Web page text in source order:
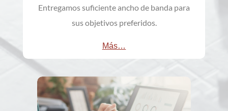
Entregamos suficiente ancho de banda para
sus objetivos preferidos.
Más…